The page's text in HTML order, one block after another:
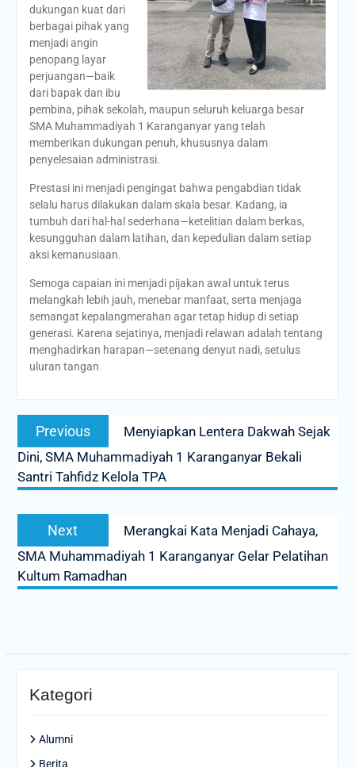
dukungan kuat dari
berbagai pihak yang
menjadi angin
penopang layar
perjuangan—baik
dari bapak dan ibu
pembina, pihak sekolah, maupun seluruh keluarga besar
SMA Muhammadiyah 1 Karanganyar yang telah
memberikan dukungan penuh, khususnya dalam
penyelesaian administrasi.
Prestasi ini menjadi pengingat bahwa pengabdian tidak
selalu harus dilakukan dalam skala besar. Kadang, ia
tumbuh dari hal-hal sederhana—ketelitian dalam berkas,
kesungguhan dalam latihan, dan kepedulian dalam setiap
aksi kemanusiaan.
Semoga capaian ini menjadi pijakan awal untuk terus
melangkah lebih jauh, menebar manfaat, serta menjaga
semangat kepalangmerahan agar tetap hidup di setiap
generasi. Karena sejatinya, menjadi relawan adalah tentang
menghadirkan harapan—setenang denyut nadi, setulus
uluran tangan
Post
navigation
Previous
Previous
post:
Menyiapkan Lentera Dakwah Sejak
Dini, SMA Muhammadiyah 1 Karanganyar Bekali
Santri Tahfidz Kelola TPA
Next
post:
Merangkai Kata Menjadi Cahaya,
SMA Muhammadiyah 1 Karanganyar Gelar Pelatihan
Kultum Ramadhan
Kategori
Alumni
Berita